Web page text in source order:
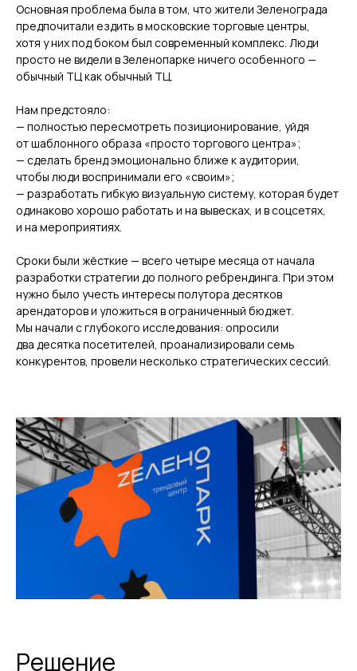
Основная проблема была в том, что жители Зеленограда
предпочитали ездить в московские торговые центры,
хотя у них под боком был современный комплекс. Люди
просто не видели в Зеленопарке ничего особенного —
обычный ТЦ как обычный ТЦ.
Нам предстояло:
— полностью пересмотреть позиционирование, уйдя
от шаблонного образа «просто торгового центра»;
— сделать бренд эмоционально ближе к аудитории,
чтобы люди воспринимали его «своим»;
— разработать гибкую визуальную систему, которая будет
одинаково хорошо работать и на вывесках, и в соцсетях,
и на мероприятиях.
Сроки были жёсткие — всего четыре месяца от начала
разработки стратегии до полного ребрендинга. При этом
нужно было учесть интересы полутора десятков
арендаторов и уложиться в ограниченный бюджет.
Мы начали с глубокого исследования: опросили
два десятка посетителей, проанализировали семь
конкурентов, провели несколько стратегических сессий.
Решение